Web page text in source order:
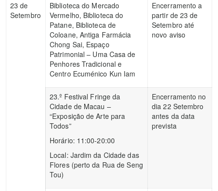
23 de
Setembro
Biblioteca do Mercado
Vermelho, Biblioteca do
Patane, Biblioteca de
Coloane, Antiga Farmácia
Chong Sai, Espaço
Patrimonial – Uma Casa de
Penhores Tradicional e
Centro Ecuménico Kun Iam
Encerramento a
partir de 23 de
Setembro até
novo aviso
23.º Festival Fringe da
Cidade de Macau –
“Exposição de Arte para
Todos”
Horário: 11:00-20:00
Local: Jardim da Cidade das
Flores (perto da Rua de Seng
Tou)
Encerramento no
dia 22 Setembro
antes da data
prevista